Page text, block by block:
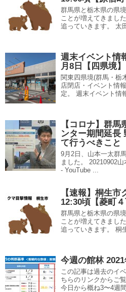
群馬県と栃木県の県
ことが増えてきまし
追っていきます。 太
週末イベント情
月8日【四県境】
関東四県境(群馬・栃
店閉店・イベント情
定。 週末イベント情
【コロナ】群
ンター期間延長
て行うべきこと
9月2日、山本一太群
ました。 20210902
- YouTube ...
【速報】桐生
12:30頃【菱町４
群馬県と栃木県の県
ことが増えてきまし
追っていきます。 桐
今週の館林
この記事は過去のイ
ちらのリンクからご
今日から概ね3〜4週